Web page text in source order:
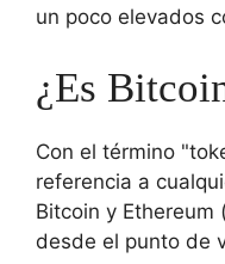
un poco elevados
¿Es
Con el término
referencia a
Bitcoin y
desde el punto de